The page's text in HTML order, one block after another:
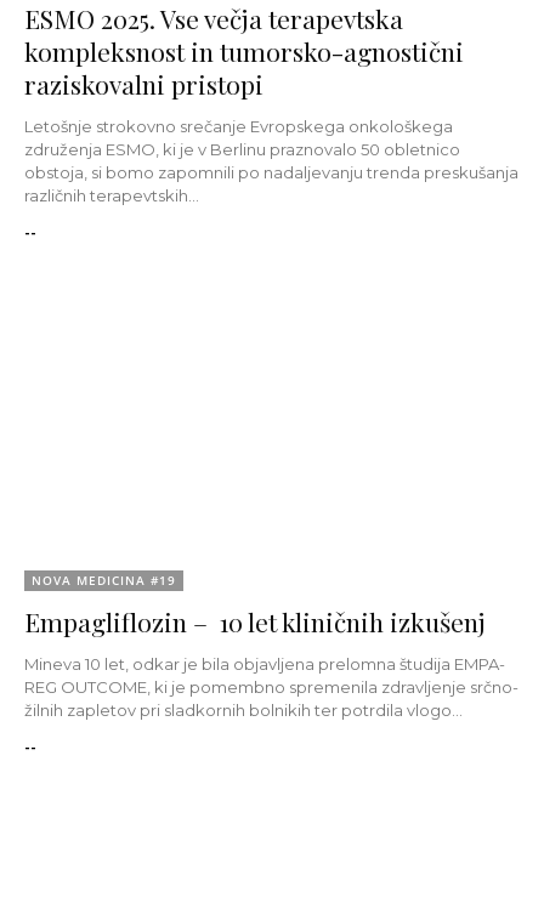
ESMO 2025. Vse večja terapevtska
kompleksnost in tumorsko-agnostični
raziskovalni pristopi
Letošnje strokovno srečanje Evropskega onkološkega
združenja ESMO, ki je v Berlinu praznovalo 50 obletnico
obstoja, si bomo zapomnili po nadaljevanju trenda preskušanja
različnih terapevtskih...
--
NOVA MEDICINA #19
Empagliflozin – 10 let kliničnih izkušenj
Mineva 10 let, odkar je bila objavljena prelomna študija EMPA-
REG OUTCOME, ki je pomembno spremenila zdravljenje srčno-
žilnih zapletov pri sladkornih bolnikih ter potrdila vlogo...
--